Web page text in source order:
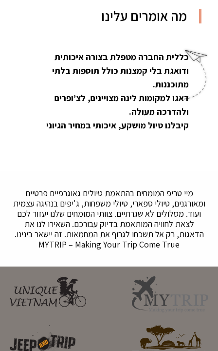
מה אומרים עלינו
כללית החברה מטפלת בצורה איכותית
ודואגת בלי קמצנות כולל תוספות בלתי
מתוכננות.
דאגו למקומות לינה מצויינים, לצ’ופרים
ולהדרכה מעולה.
קיבלנו טיול מושקע, איכותי במחיר הגיוני
מיי טריפ המומחים בהתאמת טיולים גאוגרפיים פרטיים
ומאורגנים, טיולי ספארי, טיולי משפחות, ג'יפים בנהיגה עצמית
ועוד. מסלולים לא שגרתיים. צוותי המומחים שלנו יעזור לכם
לצאת לחוויה המותאמת בדיוק עבורכם. השאירו לנו את
הדאגות, רק אל תשכחו לגרוף את המחמאות. זה יישאר בינינו.
MYTRIP – Making Your Trip Come True